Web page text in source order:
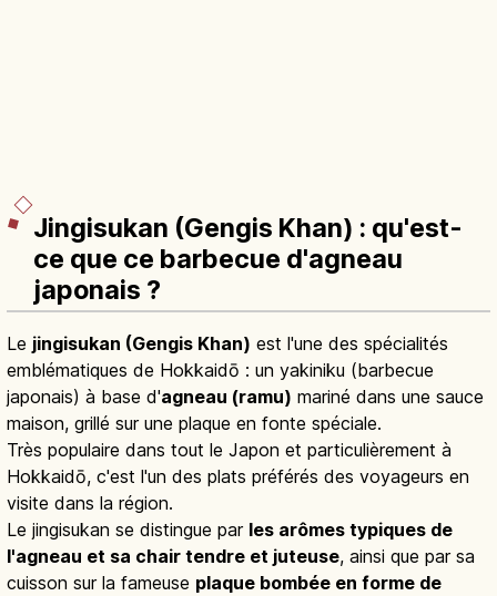
Jingisukan (Gengis Khan) : qu'est-
ce que ce barbecue d'agneau
japonais ?
Le jingisukan (Gengis Khan) est l'une des spécialités
emblématiques de Hokkaidō : un yakiniku (barbecue
japonais) à base d'agneau (ramu) mariné dans une sauce
maison, grillé sur une plaque en fonte spéciale.
Très populaire dans tout le Japon et particulièrement à
Hokkaidō, c'est l'un des plats préférés des voyageurs en
visite dans la région.
Le jingisukan se distingue par les arômes typiques de
l'agneau et sa chair tendre et juteuse, ainsi que par sa
cuisson sur la fameuse plaque bombée en forme de